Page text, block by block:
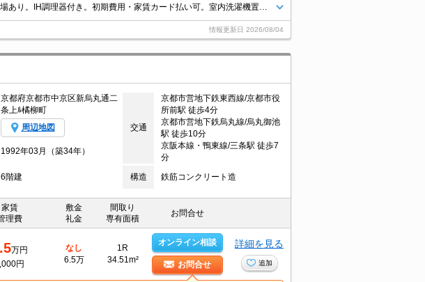
情報更新日 2026/08/04
京都府京都市中京区新烏丸通二
条上ﾙ橘柳町
周辺地図 交通
京都市営地下鉄東西線/京都市役
所前駅 徒歩4分
京都市営地下鉄烏丸線/烏丸御池
駅 徒歩10分
京阪本線・鴨東線/三条駅 徒歩7
分
1992年03月（築34年）
6階建 構造 鉄筋コンクリート造
家賃
理費
敷金
礼金
間取り
専有面積
お問合せ
万円
円
なし
6.5万
1R
34.51m²
オンライン相談
お問合せ
詳細を見る
追加